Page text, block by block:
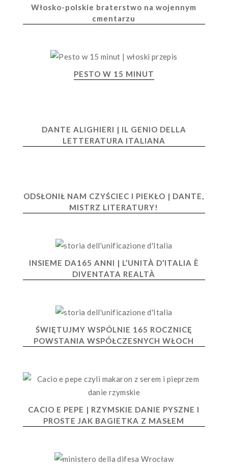
Włosko-polskie braterstwo na wojennym
cmentarzu
PESTO W 15 MINUT
DANTE ALIGHIERI | IL GENIO DELLA
LETTERATURA ITALIANA
ODSŁONIŁ NAM CZYŚCIEC I PIEKŁO | DANTE,
MISTRZ LITERATURY!
INSIEME DA165 ANNI | L’UNITÀ D’ITALIA È
DIVENTATA REALTÀ
ŚWIĘTUJMY WSPÓLNIE 165 ROCZNICĘ
POWSTANIA WSPÓŁCZESNYCH WŁOCH
CACIO E PEPE | RZYMSKIE DANIE PYSZNE I
PROSTE JAK BAGIETKA Z MASŁEM